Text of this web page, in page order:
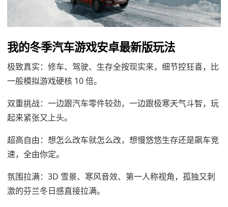
我的冬季汽车游戏安卓最新版玩法
极致真实：修车、驾驶、生存全按现实来，细节控狂喜，比
一般模拟游戏硬核 10 倍。
双重挑战：一边跟汽车零件较劲，一边跟极寒天气斗智，玩
起来紧张又上头。
超高自由：想怎么改车就怎么改，想慢悠悠生存还是飙车竞
速，全由你定。
氛围拉满：3D 雪景、寒风音效、第一人称视角，孤独又刺
激的芬兰冬日感直接拉满。